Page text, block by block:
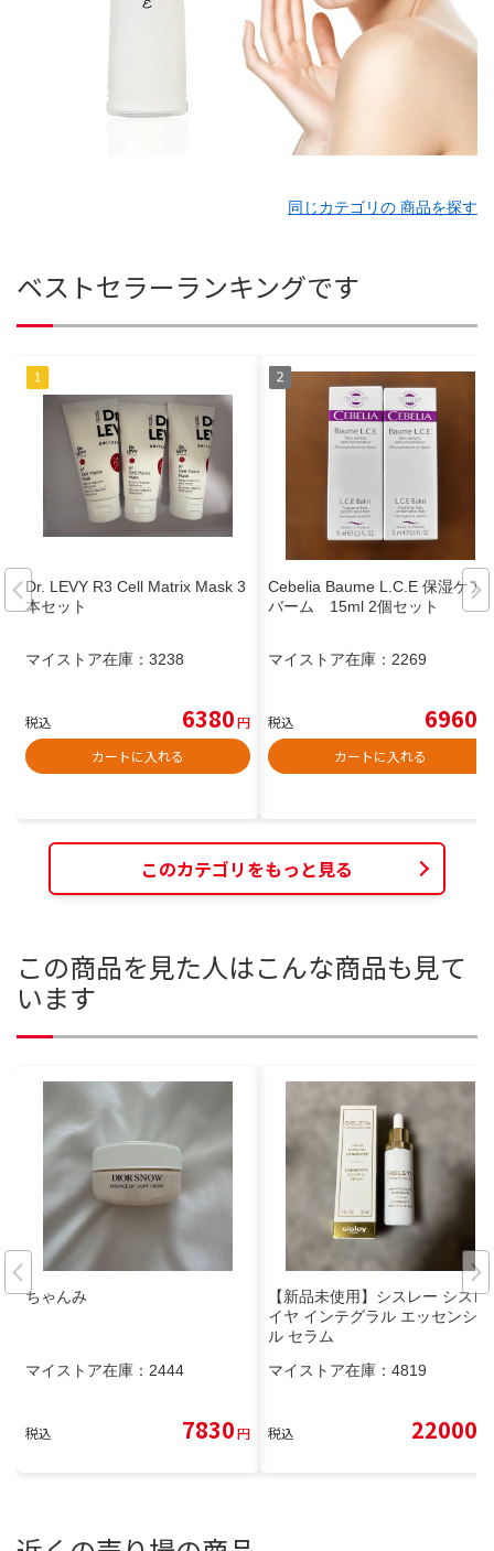
同じカテゴリの 商品を探す
ベストセラーランキングです
Dr. LEVY R3 Cell Matrix Mask 3
本セット
マイストア在庫： 3238
税込 6380円
カートに入れる
Cebelia Baume L.C.E 保湿ケア
バーム 15ml 2個セット
マイストア在庫： 2269
税込 6960
カートに入れる
このカテゴリをもっと見る
この商品を見た人はこんな商品も見て
います
ちゃんみ
マイストア在庫： 2444
税込 7830円
【新品未使用】シスレー シスレ
イヤ インテグラル エッセンシャ
ル セラム
マイストア在庫： 4819
税込 22000